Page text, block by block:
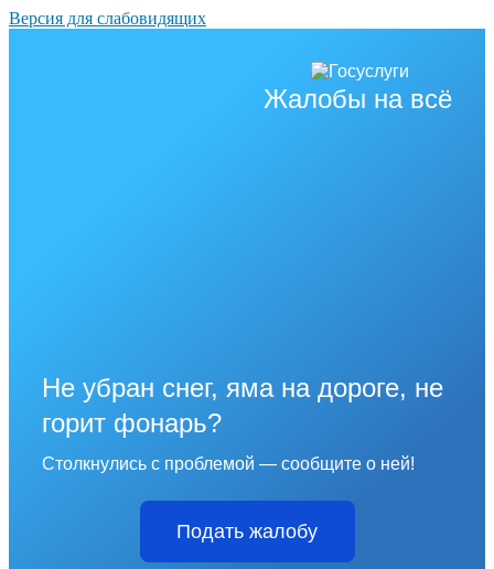
Версия для слабовидящих
Жалобы на всё
Не убран снег, яма на дороге, не
горит фонарь?
Столкнулись с проблемой — сообщите о ней!
Подать жалобу